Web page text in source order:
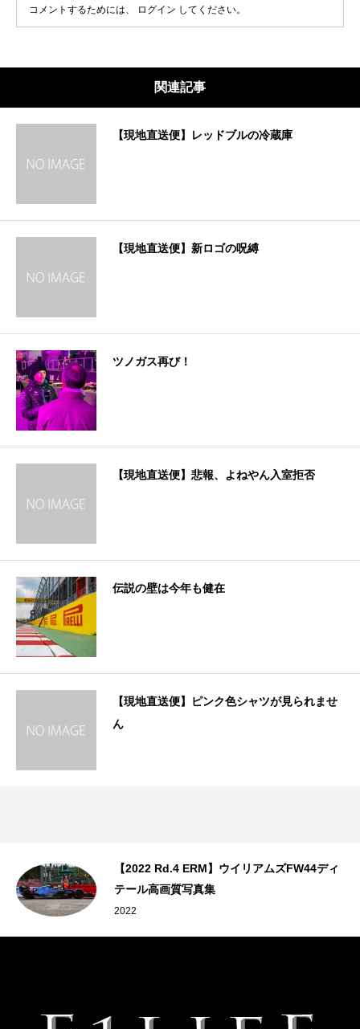
コメントするためには、 ログイン してください。
関連記事
【現地直送便】レッドブルの冷蔵庫
【現地直送便】新ロゴの呪縛
ツノガス再び！
【現地直送便】悲報、よねやん入室拒否
伝説の壁は今年も健在
【現地直送便】ピンク色シャツが見られませ
ん
【2022 Rd.4 ERM】ウイリアムズFW44ディ
テール高画質写真集
2022